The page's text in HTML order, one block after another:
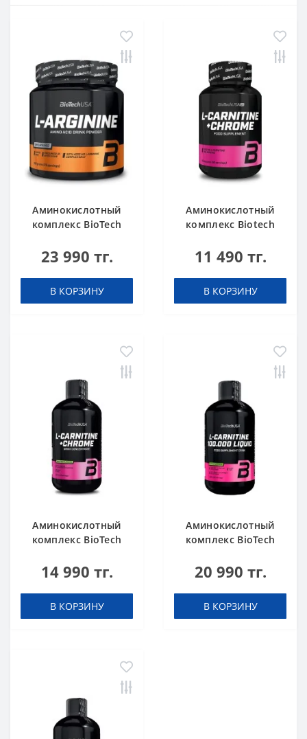
Аминокислотный
комплекс BioTech
unflavoured 300 g
23 990 тг.
В КОРЗИНУ
Аминокислотный
комплекс Biotech
Chrome 60 таблеток
11 490 тг.
В КОРЗИНУ
Аминокислотный
комплекс BioTech
Chrome concentrate
14 990 тг.
В КОРЗИНУ
Аминокислотный
комплекс BioTech
100.000 Apple 500 мл
20 990 тг.
В КОРЗИНУ